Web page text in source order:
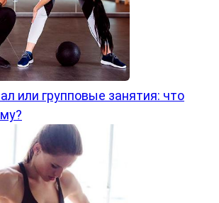
или групповые занятия: что